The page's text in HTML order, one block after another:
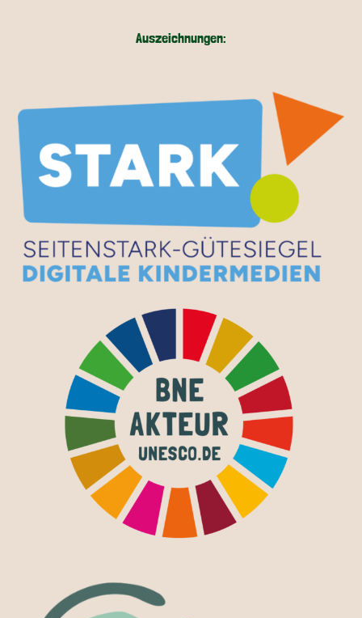
Auszeichnungen: